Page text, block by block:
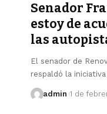
Senador
estoy de
las
El senador de
respaldó la
admin 1 de